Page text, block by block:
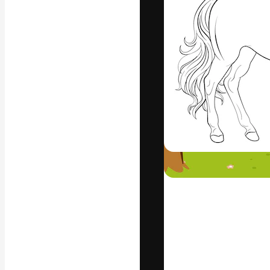
La plataforma
trabajo. Más
entre creativos,
estudios.
Español